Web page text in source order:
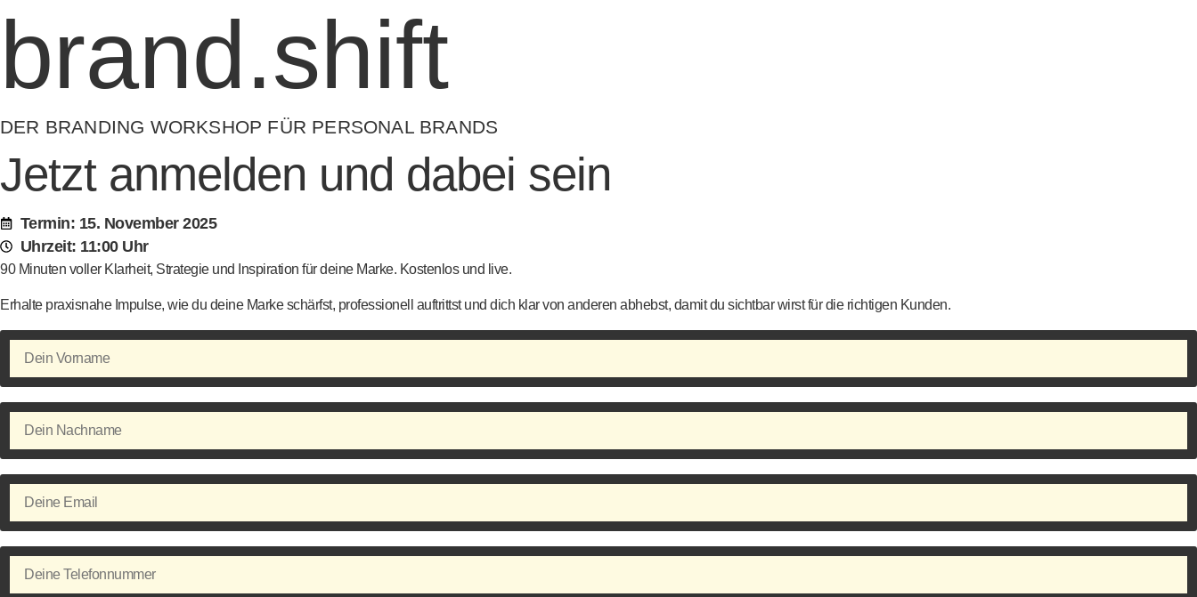
brand.shift
DER BRANDING WORKSHOP FÜR PERSONAL BRANDS
Jetzt anmelden und dabei sein
Termin: 15. November 2025
Uhrzeit: 11:00 Uhr
90 Minuten voller Klarheit, Strategie und Inspiration für deine Marke. Kostenlos und live.
Erhalte praxisnahe Impulse, wie du deine Marke schärfst, professionell auftrittst und dich klar von anderen abhebst, damit du sichtbar wirst für die richtigen Kunden.